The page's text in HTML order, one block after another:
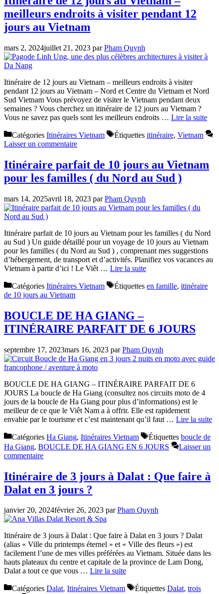
meilleurs endroits à visiter pendant 12
jours au Vietnam
mars 2, 2024juillet 21, 2023 parPham Quynh
Itinéraire de 12 jours au Vietnam – meilleurs endroits à visiter
pendant 12 jours au Vietnam – Nord et Centre du Vietnam et Nord
Sud Vietnam Vous prévoyez de visiter le Vietnam pendant deux
semaines ? Vous cherchez un itinéraire de 12 jours au Vietnam ?
Vous ne savez pas quels sont les meilleurs endroits … Lire la suite
Catégories Itinéraires Vietnam Étiquettes itinéraire, Vietnam
Laisser un commentaire
Itinéraire parfait de 10 jours au Vietnam
pour les familles ( du Nord au Sud )
mars 14, 2025avril 18, 2023 parPham Quynh
Itinéraire parfait de 10 jours au Vietnam pour les familles ( du Nord
au Sud ) Un guide détaillé pour un voyage de 10 jours au Vietnam
pour les familles ( du Nord au Sud ) , comprenant mes suggestions
d’hébergement, de transport et d’activités. Planifiez vos vacances au
Vietnam à partir d’ici ! Le Viêt … Lire la suite
Catégories Itinéraires Vietnam Étiquettes en famille, itinéraire
de 10 jours au Vietnam
BOUCLE DE HA GIANG –
ITINÉRAIRE PARFAIT DE 6 JOURS
septembre 17, 2023mars 16, 2023 parPham Quynh
BOUCLE DE HA GIANG – ITINÉRAIRE PARFAIT DE 6
JOURS La boucle de Ha Giang (consultez nos circuits moto de 4
jours de la boucle de Ha Giang pour plus d’informations) est le
meilleur de ce que le Viêt Nam a à offrir. Elle est rapidement
envahie par le tourisme et c’est maintenant qu’il faut … Lire la suite
Catégories Ha Giang, Itinéraires Vietnam Étiquettes boucle de
Ha Giang, BOUCLE DE HA GIANG EN 6 JOURS
Laisser un
commentaire
Itinéraire de 3 jours à Dalat : Que faire à
Dalat en 3 jours ?
janvier 20, 2024février 26, 2023 parPham Quynh
Itinéraire de 3 jours à Dalat : Que faire à Dalat en 3 jours ? Dalat
(alias « Ville du printemps éternel » et « Ville des fleurs ») est
facilement l’une de mes villes préférées au Vietnam. Située dans les
hauts plateaux du centre et capitale de la province de Lam Dong,
Dalat a tout ce que vous … Lire la suite
Catégories Dalat, Itinéraires Vietnam Étiquettes Dalat, trois